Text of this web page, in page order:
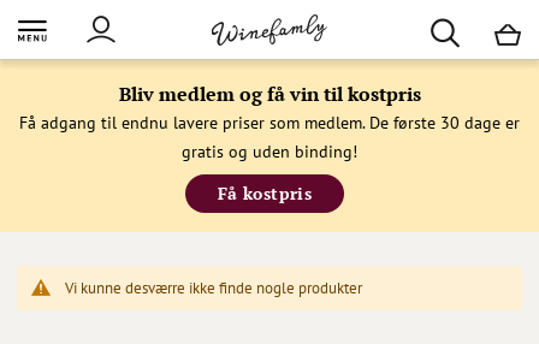
Bliv medlem og få vin til kostpris
Få adgang til endnu lavere priser som medlem. De første 30 dage er
gratis og uden binding!
Få kostpris
Vi kunne desværre ikke finde nogle produkter